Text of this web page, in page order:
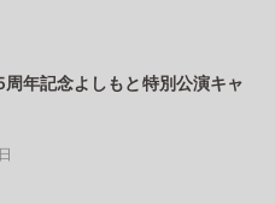
年記念よしもと特別公演キャ